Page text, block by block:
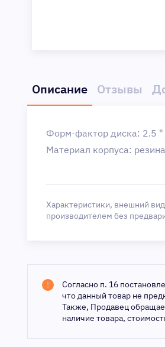
Описание Отзывы
Форм-фактор диска: 2.5 "
Материал корпуса:
Характеристики, внешний
производителем без
Согласно п. 16
что данный товар не
Также, Продавец
наличие товара,